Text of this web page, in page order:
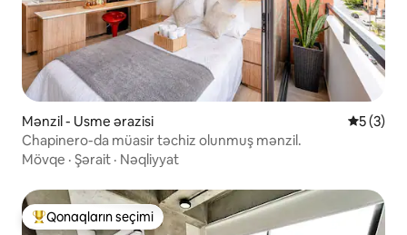
Mənzil - Usme ərazisi
5 (3)
Chapinero-da müasir təchiz olunmuş mənzil.
Mövqe · Şərait · Nəqliyyat
Populyar "Qonaqların seçimi"
Qonaqların seçimi